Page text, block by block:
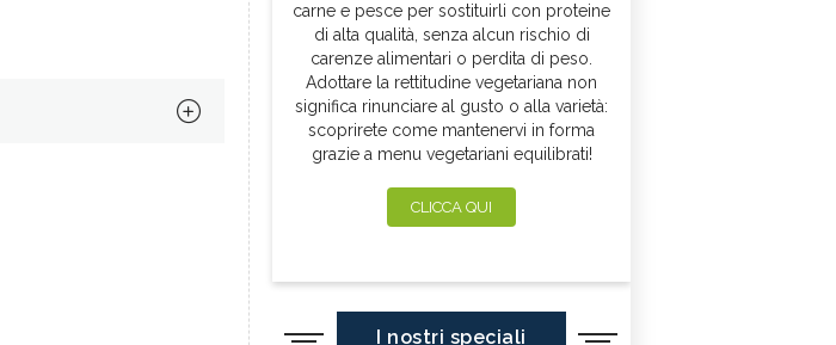
carne e pesce per sostituirli con proteine
di alta qualità, senza alcun rischio di
carenze alimentari o perdita di peso.
Adottare la rettitudine vegetariana non
significa rinunciare al gusto o alla varietà:
scoprirete come mantenervi in forma
grazie a menu vegetariani equilibrati!
CLICCA QUI
I nostri speciali